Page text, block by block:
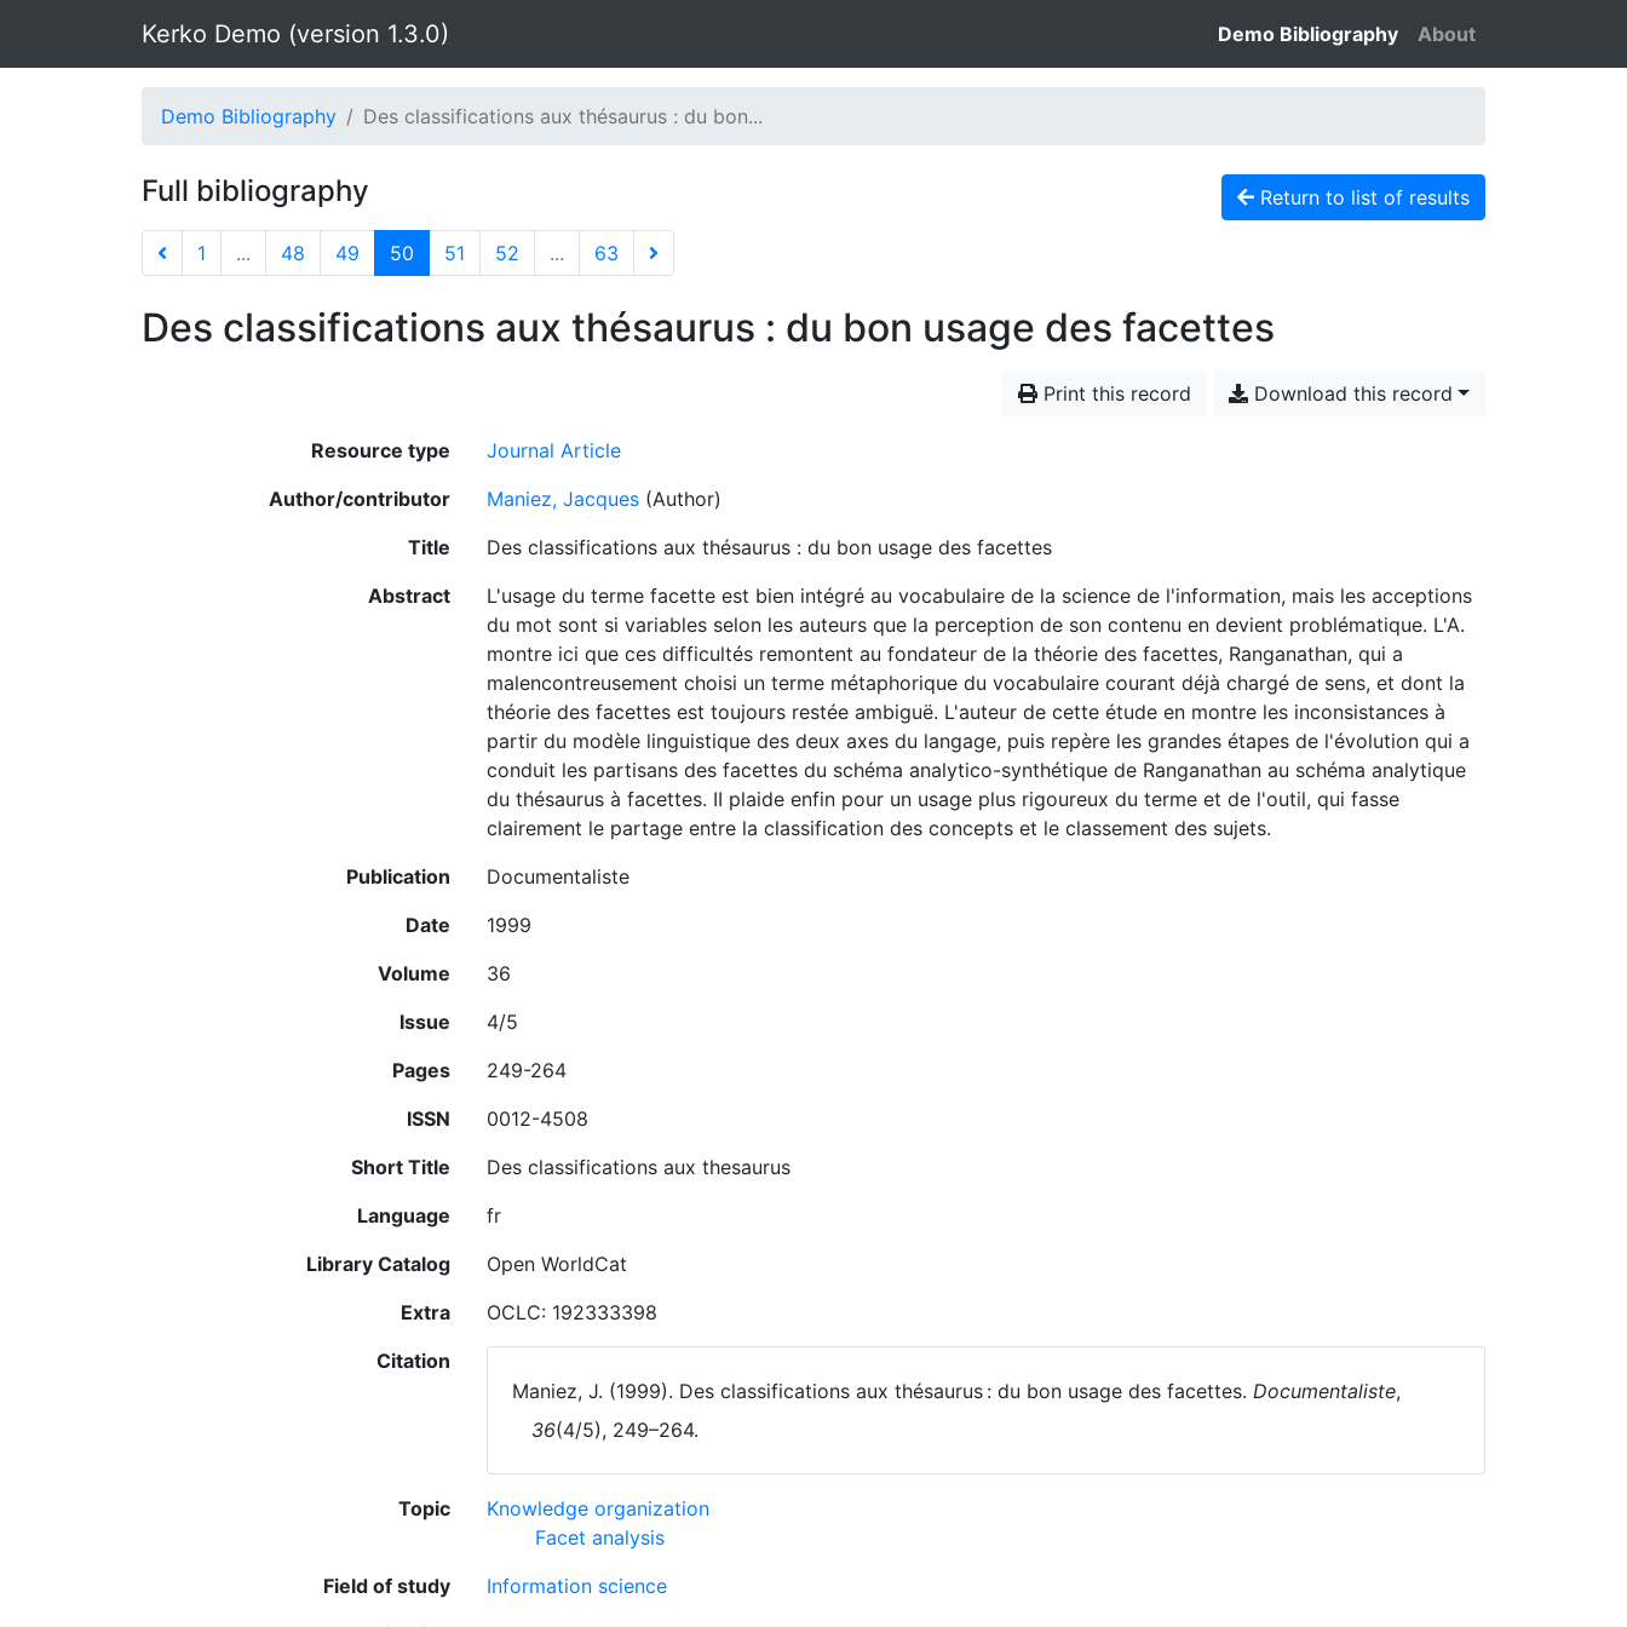
Kerko Demo (version 1.3.0) Demo Bibliography About
Demo Bibliography Des classifications aux thésaurus : du bon...
Full bibliography Return to list of results
1 ... 48 49 50 51 52 ... 63
Des classifications aux thésaurus : du bon usage des facettes
Print this record Download this record
Resource type
Journal Article
Author/contributor
Maniez, Jacques (Author)
Title
Des classifications aux thésaurus : du bon usage des facettes
Abstract
L'usage du terme facette est bien intégré au vocabulaire de la science de l'information, mais les acceptions
du mot sont si variables selon les auteurs que la perception de son contenu en devient problématique. L'A.
montre ici que ces difficultés remontent au fondateur de la théorie des facettes, Ranganathan, qui a
malencontreusement choisi un terme métaphorique du vocabulaire courant déjà chargé de sens, et dont la
théorie des facettes est toujours restée ambiguë. L'auteur de cette étude en montre les inconsistances à
partir du modèle linguistique des deux axes du langage, puis repère les grandes étapes de l'évolution qui a
conduit les partisans des facettes du schéma analytico-synthétique de Ranganathan au schéma analytique
du thésaurus à facettes. II plaide enfin pour un usage plus rigoureux du terme et de l'outil, qui fasse
clairement le partage entre la classification des concepts et le classement des sujets.
Publication
Documentaliste
Date
1999
Volume
36
Issue
4/5
Pages
249-264
ISSN
0012-4508
Short Title
Des classifications aux thesaurus
Language
fr
Library Catalog
Open WorldCat
Extra
OCLC: 192333398
Citation
Maniez, J. (1999). Des classifications aux thésaurus : du bon usage des facettes. Documentaliste,
36(4/5), 249–264.
Topic
Knowledge organization
Facet analysis
Field of study
Information science